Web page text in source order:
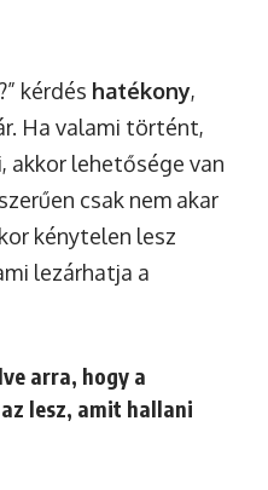
kérdés hatékony,
Ha valami történt,
lehetősége van
csak nem akar
kénytelen lesz
lezárhatja a
arra, hogy a
lesz, amit hallani